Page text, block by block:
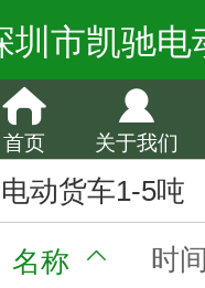
首页 关于我们
电动货车1-5吨
名称 时间